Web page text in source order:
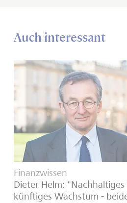
Auch interessant
Finanzwissen
Dieter Helm:
künftiges Wachstum -